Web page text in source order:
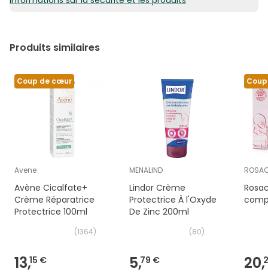
54,85€ / 100 g
Produits similaires
Coup de cœur
Avene
Avène Cicalfate+
Crème Réparatrice
Protectrice 100ml
(1364)
13,15 €
MENALIND
Lindor Crème
Protectrice À l'Oxyde
De Zinc 200ml
(80)
5,79 € 20,